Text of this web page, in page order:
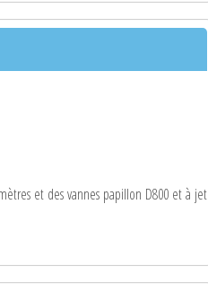
et des vannes papillon D800 et à jet